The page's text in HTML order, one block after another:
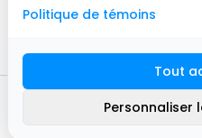
2016 -2026
Politique de témoins
Tout
Personnaliser